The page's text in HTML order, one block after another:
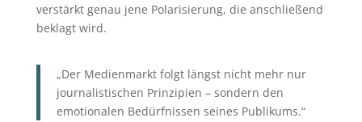
verstärkt genau jene Polarisierung, die anschließend
beklagt wird.
„Der Medienmarkt folgt längst nicht mehr nur
journalistischen Prinzipien – sondern den
emotionalen Bedürfnissen seines Publikums.“